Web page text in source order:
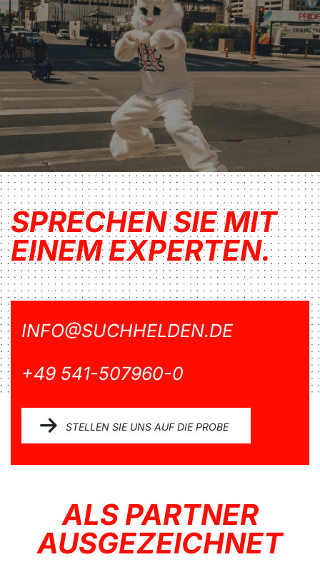
SPRECHEN SIE MIT
EINEM EXPERTEN.
INFO@SUCHHELDEN.DE
+49 541-507960-0
STELLEN SIE UNS AUF DIE PROBE
ALS PARTNER
AUSGEZEICHNET